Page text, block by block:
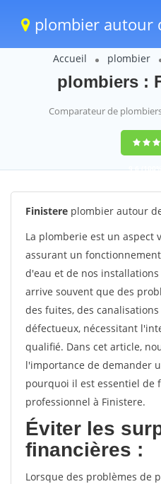
plombier autour
Accueil plombier
plombiers :
Comparateur de
9,6
Finistere plombier autour
La plomberie est un aspect
assurant un
d'eau et de nos
arrive souvent que des
des fuites, des
défectueux, nécessitant
qualifié. Dans cet article,
l'importance de demander
pourquoi il est essentiel de
professionnel à Finistere.
Éviter les
financières :
Lorsque des problèmes de